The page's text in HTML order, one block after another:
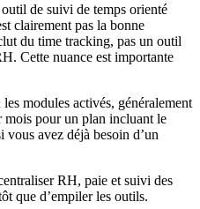
de suivi de temps orienté
clairement pas la bonne
du time tracking, pas un outil
Cette nuance est importante
modules activés, généralement
mois pour un plan incluant le
vous avez déjà besoin d’un
RH, paie et suivi des
que d’empiler les outils.